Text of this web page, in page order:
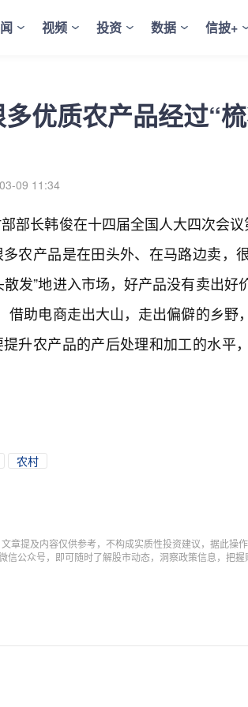
视频 投资 数据 信披+
优质农产品经过“
09 11:34
部长韩俊在十四届全国人大四次会议
农产品是在田头外、在马路边卖，
发”地进入市场，好产品没有卖出好
借助电商走出大山，走出偏僻的乡野
升农产品的产后处理和加工的水平
农村
章提及内容仅供参考，不构成实质性投资建议，据此操
公众号，即可随时了解股市动态，洞察政策信息，把握